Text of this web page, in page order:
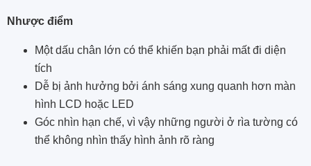
Nhược điểm
Một dấu chân lớn có thể khiến bạn phải mất đi diện
tích
Dễ bị ảnh hưởng bởi ánh sáng xung quanh hơn màn
hình LCD hoặc LED
Góc nhìn hạn chế, vì vậy những người ở rìa tường có
thể không nhìn thấy hình ảnh rõ ràng